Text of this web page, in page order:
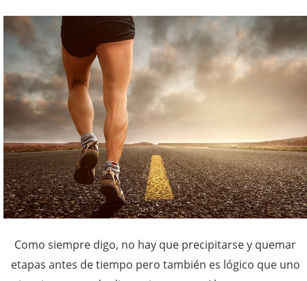
Como siempre digo, no hay que precipitarse y quemar
etapas antes de tiempo pero también es lógico que uno